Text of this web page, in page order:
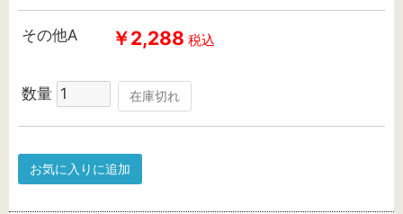
その他A ￥2,288 税込
数量 在庫切れ
お気に入りに追加